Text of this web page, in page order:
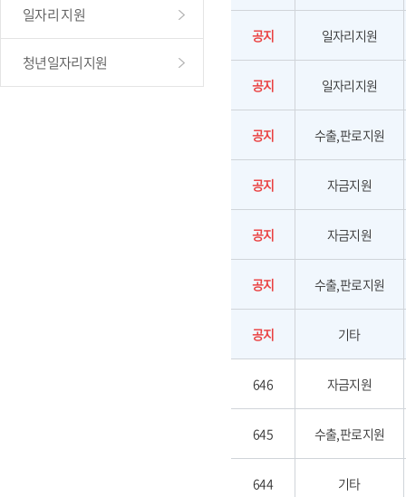
일자리 지원
청년일자리지원
공지 일자리지원
공지 일자리지원
공지 수출,판로지원
공지 자금지원
공지 자금지원
공지 수출,판로지원
공지 기타
646 자금지원
645 수출,판로지원
644 기타